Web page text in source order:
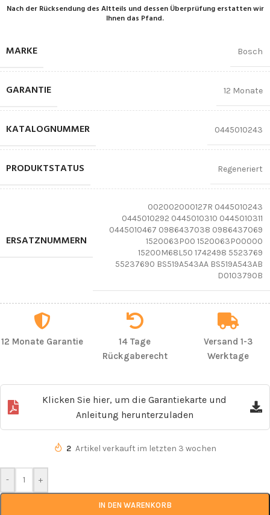
Nach der Rücksendung des Altteils und dessen Überprüfung erstatten wir
Ihnen das Pfand.
MARKE Bosch
GARANTIE 12 Monate
KATALOGNUMMER 0445010243
PRODUKTSTATUS Regeneriert
ERSATZNUMMERN
002002000127R 0445010243
0445010292 0445010310 0445010311
0445010467 0986437038 0986437069
1520063P00 1520063P00000
15200M68L50 1742498 5523769
55237690 BS519A543AA BS519A543AB
D0103790B
12 Monate Garantie
14 Tage
Rückgaberecht
Versand 1-3
Werktage
Klicken Sie hier, um die Garantiekarte und
Anleitung herunterzuladen
2 Artikel verkauft im letzten 3 wochen
- +
IN DEN WARENKORB